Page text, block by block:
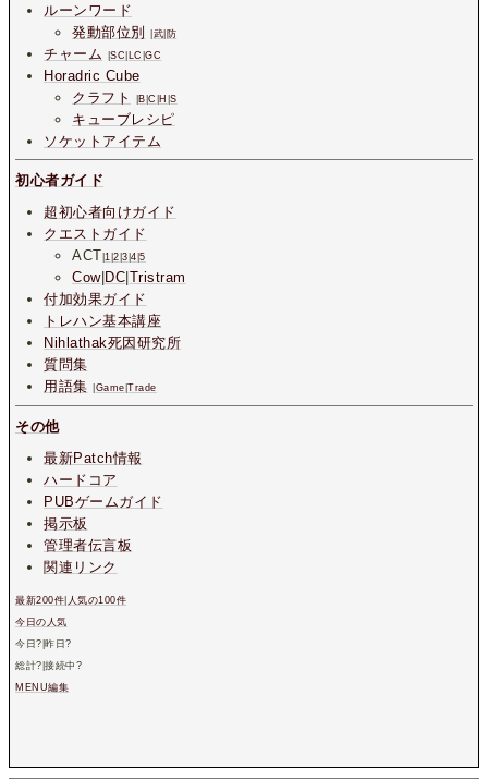
ルーンワード
発動部位別
武 防
チャーム |SC LC |GC
Horadric Cube
クラフト
B |C H |S
キューブレシピ
ソケットアイテム
初心者ガイド
超初心者向けガイド
クエストガイド
ACT |1 |2 |3 |4 |5
Cow| DC Tristram
付加効果ガイド
トレハン基本講座
Nihlathak死因研究所
質問集
用語集
Game |Trade
その他
最新Patch情報
ハードコア
PUBゲームガイド
掲示板
管理者伝言板
関連リンク
最新200件 人気の100件
今日の人気
今日? |昨日?
総計? |接続中 ?
MENU編集